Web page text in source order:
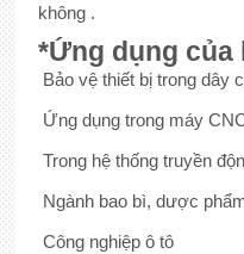
không .
*Ứng dụng của
Bảo vệ thiết bị trong dây
Ứng dụng trong máy
Trong hệ thống truyền
Ngành bao bì, dược
Công nghiệp ô tô